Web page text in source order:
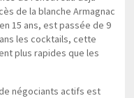
de la blanche Armagnac
15 ans, est passée de 9
les cocktails, cette
plus rapides que les
négociants actifs est